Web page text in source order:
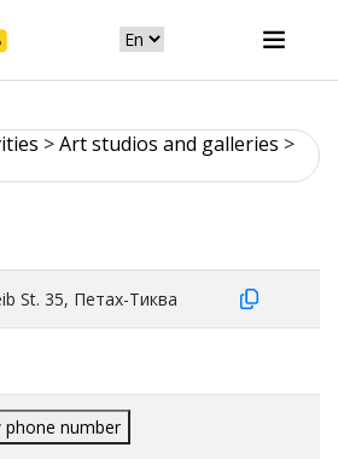
>Art studios and galleries >
St. 35, Петах-Тиква
phone number